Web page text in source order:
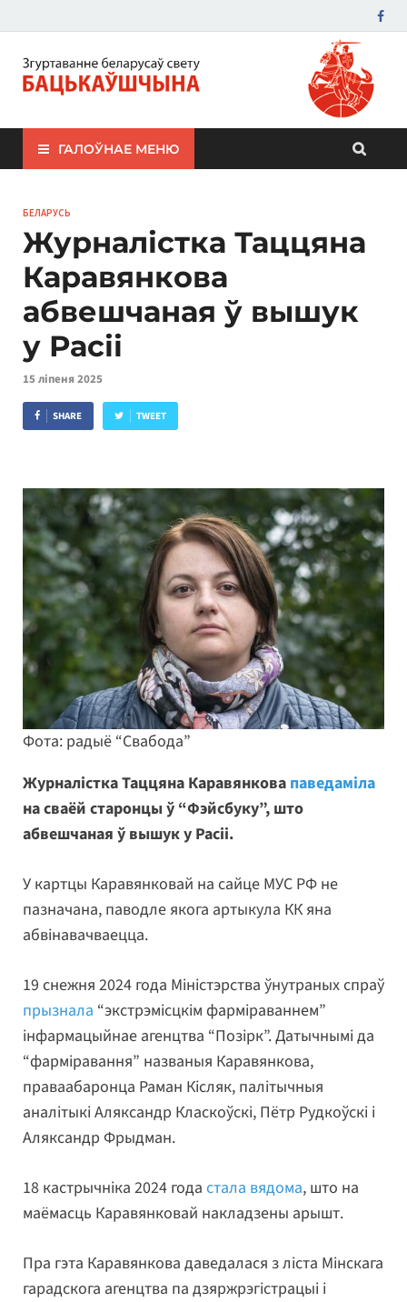
ЗБС "Бацькаўшчына"
ГАЛОЎНАЕ МЕНЮ
БЕЛАРУСЬ
Журналістка Таццяна
Каравянкова
абвешчаная ў вышук
у Расіі
15 ліпеня 2025
SHARE TWEET
Фота: радыё “Свабода”
Журналістка Таццяна Каравянкова паведаміла
на сваёй старонцы ў “Фэйсбуку”, што
абвешчаная ў вышук у Расіі.
У картцы Каравянковай на сайце МУС РФ не
пазначана, паводле якога артыкула КК яна
абвінавачваецца.
19 снежня 2024 года Міністэрства ўнутраных спраў
прызнала “экстрэмісцкім фарміраваннем”
інфармацыйнае агенцтва “Позірк”. Датычнымі да
“фарміравання” названыя Каравянкова,
праваабаронца Раман Кісляк, палітычныя
аналітыкі Аляксандр Класкоўскі, Пётр Рудкоўскі і
Аляксандр Фрыдман.
18 кастрычніка 2024 года стала вядома, што на
маёмасць Каравянковай накладзены арышт.
Пра гэта Каравянкова даведалася з ліста Мінскага
гарадскога агенцтва па дзяржрэгістрацыі і